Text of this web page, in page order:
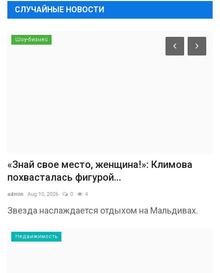
СЛУЧАЙНЫЕ НОВОСТИ
Шоу-бизнес
«Знай свое место, женщина!»: Климова
похвасталась фигурой...
admin Aug 10, 2026 0 4
Звезда наслаждается отдыхом на Мальдивах.
Недвижимость